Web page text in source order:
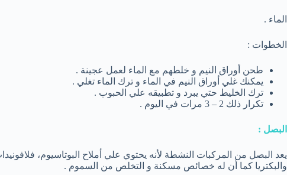
الماء .
الخطوات :
طحن أوراق النيم و خلطهم مع الماء لعمل عجينة .
يمكنك غلي أوراق النيم في الماء و ترك الماء تغلي .
ترك الخليط حتي يبرد و تطبيقه علي الحبوب .
تكرار ذلك 2 – 3 مرات في اليوم .
البصل :
يعد البصل من المركبات النشطة لأنه يحتوي علي أملاح البوتاسيوم،
والبكتريا كما أن له خصائص مسكنة و التخلص من السموم .